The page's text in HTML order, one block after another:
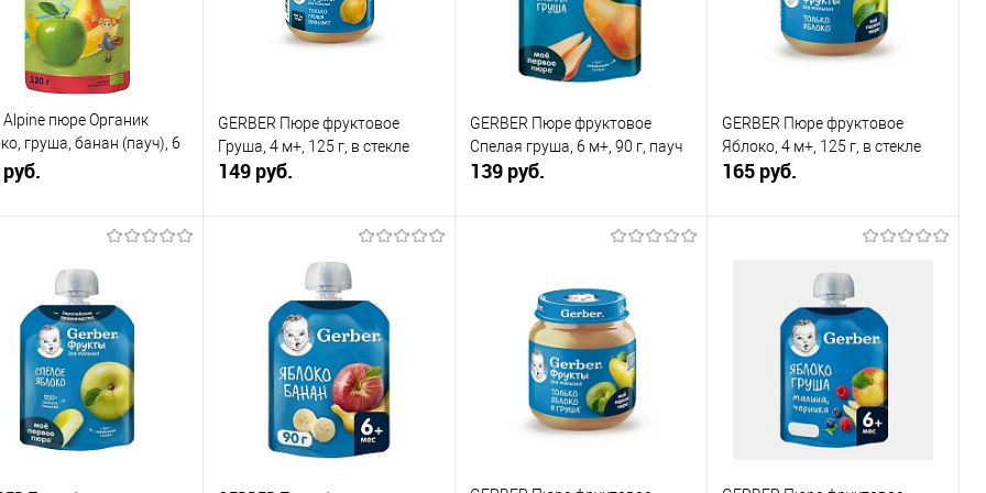
Alpine пюре Органик
груша, банан (пауч), 6
г.
Купить в 1
К
сравнению
В избранное
В наличии
GERBER Пюре фруктовое
Груша, 4 м+, 125 г, в стекле
149 руб.
В корзину
Купить в 1
сравнению
В избранное
В наличии
GERBER Пюре фруктовое
Спелая груша, 6 м+, 90 г, пауч
139 руб.
Купить в 1
К
сравнению
В избранное
В наличии
GERBER Пюре фруктовое
Яблоко, 4 м+, 125 г, в стекле
165 руб.
Купить в 1
К
сравнению
В избранное
В наличии